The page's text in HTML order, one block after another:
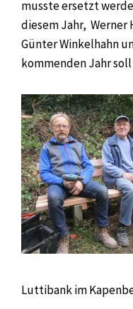
musste ersetzt
diesem Jahr,
Günter Winkelhahn
kommenden Jahr
Luttibank im